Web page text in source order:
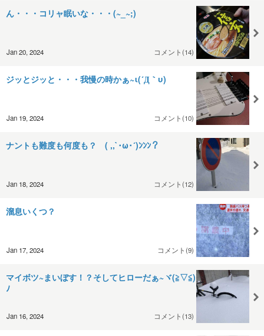
ん・・・コリャ眠いな・・・(~_~;)
Jan 20, 2024 コメント(14)
ジッとジッと・・・我慢の時かぁ~ι(´Д｀υ)
Jan 19, 2024 コメント(10)
ナントも難度も何度も？ ( ,,`･ω･´)ﾝﾝﾝ？
Jan 18, 2024 コメント(12)
溜息いくつ？
Jan 17, 2024 コメント(9)
マイボツ~まいぼす！？そしてヒローだぁ~ヾ(≧▽≦)
ﾉ
Jan 16, 2024 コメント(13)